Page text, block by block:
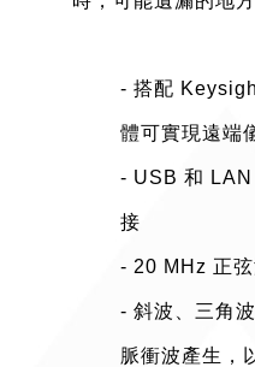
- 搭配
體可實現遠端
- USB 和 LAN
接
- 20 MHz 正
- 斜波、三角
脈衝波產生，